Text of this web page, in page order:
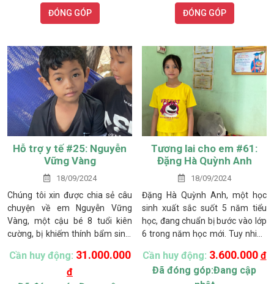
ĐÓNG GÓP
thương sọ não và phải phẫu
thuật ráp sọ.. Em gặp đại nạn,
bên trái, chồng bỏ. Em phải về
quê nương nhờ mẹ đẻ, vì mang
thai mà dùng thuốc kháng sinh
liên tục để giữ mạng sống nên
khi sinh ra bé Như Ý không được
bình thường như những đứa trẻ
khác.
ĐÓNG GÓP
Hỗ trợ y tế #25: Nguyễn
Vững Vàng
18/09/2024
Chúng tôi xin được chia sẻ câu
chuyện về em Nguyễn Vững
Vàng, một cậu bé 8 tuổi kiên
cường, bị khiếm thính bẩm sinh.
không thể nghe được mà còn
không thể phát âm và giao tiếp
Cần huy động: 31.000.000
đ
Tương lai cho em #61:
Đặng Hà Quỳnh Anh
18/09/2024
Đặng Hà Quỳnh Anh, một học
sinh xuất sắc suốt 5 năm tiểu
học, đang chuẩn bị bước vào lớp
6 trong năm học mới. Tuy nhiên
trước của em gặp nhiều chông
gai, khi em là cô bé mồ côi cả
Cần huy động: 3.600.000 đ
Đã đóng góp:Đang cập